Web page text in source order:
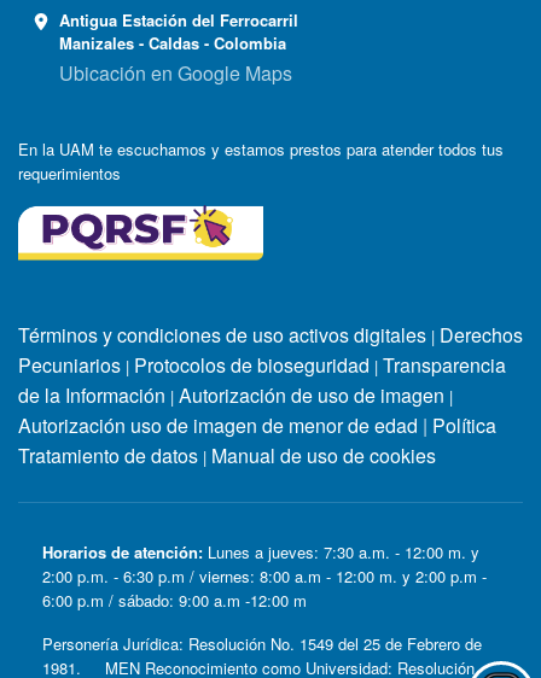
Antigua Estación del Ferrocarril
Manizales - Caldas - Colombia
Ubicación en Google Maps
En la UAM te escuchamos y estamos prestos para atender todos tus
requerimientos
Términos y condiciones de uso activos digitales | Derechos
Pecuniarios | Protocolos de bioseguridad | Transparencia
de la Información | Autorización de uso de imagen |
Autorización uso de imagen de menor de edad | Política
Tratamiento de datos | Manual de uso de cookies
Horarios de atención: Lunes a jueves: 7:30 a.m. - 12:00 m. y
2:00 p.m. - 6:30 p.m / viernes: 8:00 a.m - 12:00 m. y 2:00 p.m -
6:00 p.m / sábado: 9:00 a.m -12:00 m
Personería Jurídica: Resolución No. 1549 del 25 de Febrero de
1981. MEN Reconocimiento como Universidad: Resolución